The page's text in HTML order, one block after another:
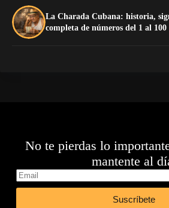
La Charada Cubana: historia,
completa de números del 1 al 100
No te pierdas lo
mantente al
Suscríbete